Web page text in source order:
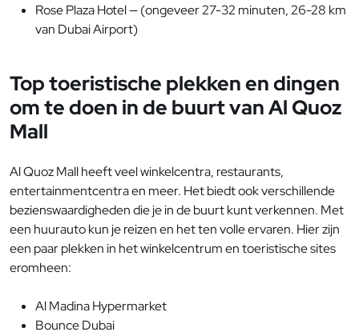
Rose Plaza Hotel — (ongeveer 27-32 minuten, 26-28 km
van Dubai Airport)
Top toeristische plekken en dingen
om te doen in de buurt van Al Quoz
Mall
Al Quoz Mall heeft veel winkelcentra, restaurants,
entertainmentcentra en meer. Het biedt ook verschillende
bezienswaardigheden die je in de buurt kunt verkennen. Met
een huurauto kun je reizen en het ten volle ervaren. Hier zijn
een paar plekken in het winkelcentrum en toeristische sites
eromheen:
Al Madina Hypermarket
Bounce Dubai